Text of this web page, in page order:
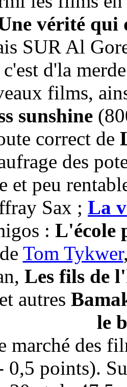
vérité qui
SUR Al
d'la
films,
sunshine
correct de
des
et peu
Sax ; La
: L'école
Tom Tykwer
Les fils de
et autres
le
marché des
0,5 points).